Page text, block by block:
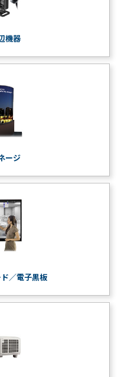
機器
ージ
／電子黒板